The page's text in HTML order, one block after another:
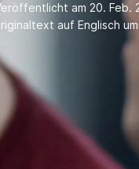
am 20. Feb.
auf Englisch